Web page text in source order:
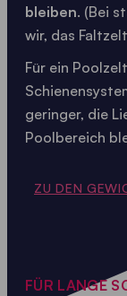
bleiben. (Bei
wir, das
Für ein
geringer, die
Poolbereich
ZU DEN
FÜR LANGE